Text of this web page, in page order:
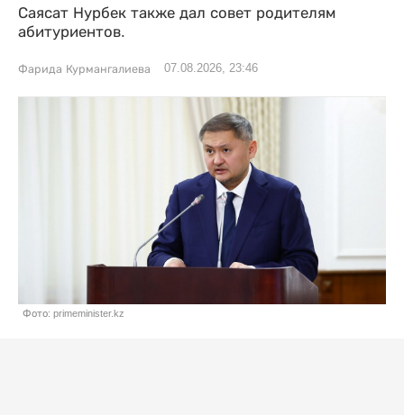
Саясат Нурбек также дал совет родителям
абитуриентов.
Фарида Курмангалиева 07.08.2026, 23:46
Фото: primeminister.kz